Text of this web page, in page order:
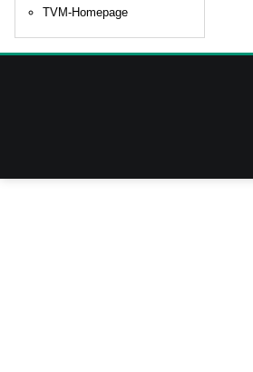
TVM-Homepage